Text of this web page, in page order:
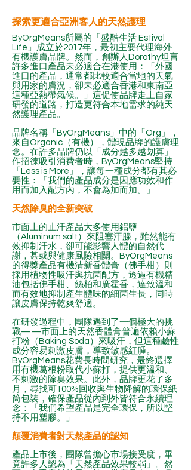
探索更適合亞洲客人的天然護理
ByOrgMeans所屬的「盛酷生活 Estival
Life」成立於2017年，最初主要代理海外
有機護膚品牌。然而，創辦人Dorothy坦言
許多進口產品未必適合在港使用：「外國
進口的產品，通常都比較適合當地的天氣
與用家的膚況，卻未必適合香港和東南亞
這種亞熱帶氣候。」這促使品牌走上自家
研發的道路，打造更符合本地需求的純天
然護理產品。
品牌名稱「ByOrgMeans」中的「Org」，
來自Organic（有機），體現品牌的護膚理
念。在許多品牌仍以「成分越多越划算」
作招徠吸引消費者時，ByOrgMeans堅持
「Less is More」，讓每一種成分都有其必
要性：「我們的產品成分是因應功效和作
用而加入配方內，不會為加而加。」
天然除臭的全新突破
市面上的止汗產品大多使用鋁鹽
（Aluminum salt）來阻塞汗腺，雖然能有
效抑制汗水，卻可能影響人體的自然代
謝，甚或與健康風險相關。ByOrgMeans
的得獎產品有機清新香體膏（佛手柑）則
採用植物性吸汗與抗菌配方，透過有機精
油包括佛手柑、絲柏和廣霍香，達致溫和
而有效地抑制產生體味的細菌生長，同時
讓皮膚保持乾爽舒適。
在研發過程中，團隊遇到了一個極大的挑
戰——市面上的天然香體膏普遍依賴小蘇
打粉（Baking Soda）來吸汗，但這種鹼性
成分容易刺激皮膚，導致敏感紅腫。
ByOrgMeans花費長時間研究，最終選擇
用有機葛根粉取代小蘇打，提供更溫和、
不刺激的除臭效果。此外，品牌更花了多
月，尋找可100%回收與生物降解的環保紙
筒包裝，確保產品從內到外皆符合永續理
念：「我們希望產品是完全環保，所以堅
持不用塑膠。」
顛覆消費者對天然產品的認知
產品上市後，團隊曾擔心市場接受度，畢
竟許多人認為「天然產品效果較弱」。然